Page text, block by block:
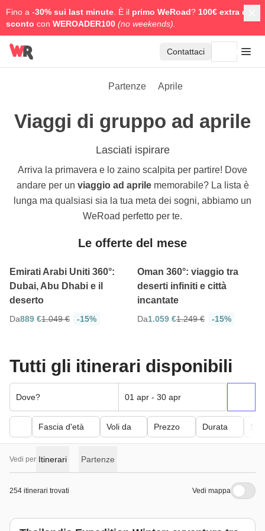
Fino a -30% sui last minute . È il primo WeRoad? 100€ extra di
sconto con WEROADER100 (no weekends).
Contattaci
Partenze Aprile
Viaggi di gruppo ad aprile
Lasciati ispirare
Arriva la primavera e lo zaino scalpita per partire! Dove
andare per un viaggio ad aprilememorabile? La lista è
lunga ma qualsiasi sia la tua meta dei sogni, abbiamo un
WeRoad perfetto per te.
Le offerte del mese
4.7
Emirati Arabi Uniti 360°:
Dubai, Abu Dhabi e il
deserto
Da889 €1.049 € -15%
9 giorni
Oman 360°: viaggio tra
deserti infiniti e città
incantate
Da1.059 €1.249 € -15%
Tutti gli itinerari disponibili
Dove? 01 apr - 30 apr
Fascia d'età Voli da Prezzo Durata
Vedi per Itinerari Partenze
254 itinerari trovati Vedi mappa